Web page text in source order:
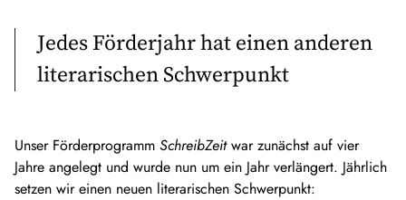
Jedes Förderjahr hat einen anderen
literarischen Schwerpunkt
Unser Förderprogramm SchreibZeitwar zunächst auf vier
Jahre angelegt und wurde nun um ein Jahr verlängert. Jährlich
setzen wir einen neuen literarischen Schwerpunkt: